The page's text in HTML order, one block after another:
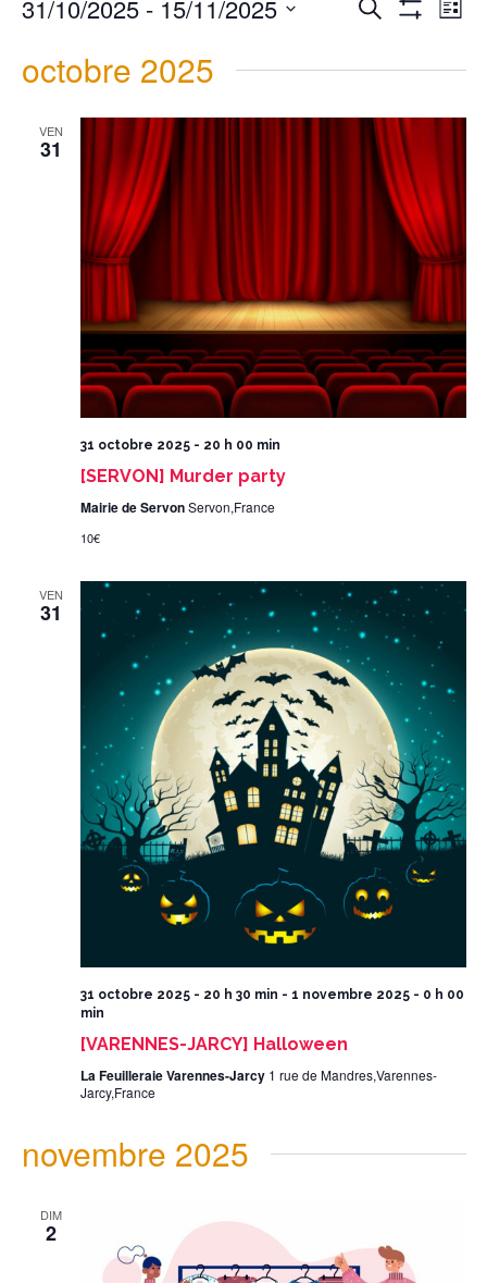
navigation
deRecherche
vues
Évènement
List
31/10/2025 - 15/11/2025
octobre 2025
VEN
31
31 octobre 2025 - 20 h 00 min
[SERVON] Murder party
Mairie de ServonServon,France
10€
VEN
31
31 octobre 2025 - 20 h 30 min - 1 novembre 2025 - 0 h 00
min
[VARENNES-JARCY] Halloween
La Feuilleraie Varennes-Jarcy 1 rue de Mandres,Varennes-
Jarcy,France
novembre 2025
DIM
2